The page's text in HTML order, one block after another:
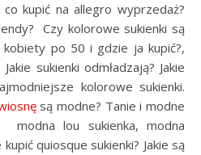
kupić na allegro wyprzedaż?
Czy kolorowe sukienki są
kobiety po 50 i gdzie ja kupić?,
sukienki odmładzają? Jakie
kolorowe sukienki.
są modne? Tanie i modne
modna lou sukienka, modna
quiosque sukienki? Jakie są